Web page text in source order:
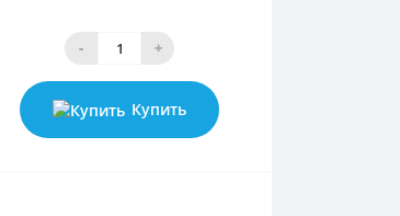
- +
Купить